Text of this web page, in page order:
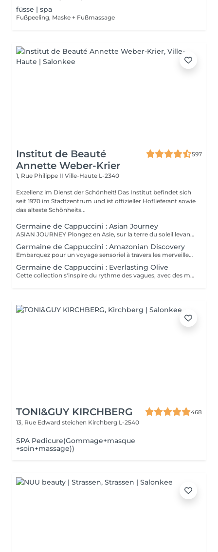
füsse | spa
Fußpeeling, Maske + Fußmassage
Institut de Beauté
Annette Weber-Krier
597
1, Rue Philippe II Ville-Haute L-2340
Exzellenz im Dienst der Schönheit! Das Institut befindet sich
seit 1970 im Stadtzentrum und ist offizieller Hoflieferant sowie
das älteste Schönheits...
Germaine de Cappuccini : Asian Journey
ASIAN JOURNEY Plongez en Asie, sur la terre du soleil levant, où chaque détail est conçu pour offrir harmonie et équilibre grâce à des soins exclusifs qui capturent l'esprit zen des anciens rituels japonais, infusés avec l'essence culturelle et cérémonielle du thé. La collection présente un parfum neuro-scientifiquement prouvé qui favorise l'harmonie et l'équilibre entre le corps et l'esprit. Des notes lactées enveloppantes s'associent à des bois crémeux sophistiqués et à des fruits exotiques. ACTIMOOD PROGRAM® : WELLBEINGMATCHA RENEWAL EXFOLIATION POUR LE CORPS Rituel d'exfoliation conçu pour révéler une peau douce et radieuse. Une formule exclusive à effet antioxydant qui enveloppe le corps d'une étreinte nourrissante et transformatrice. La caresse de sa texture gel extraordinaire permet une exfoliation aussi efficace qu'agréable. SERENITY SANCTUARY MASSAGE CORPOREL Inspiré du Shiatsu, une technique millénaire originaire du Japon, ce massage à effet relaxant vise à harmoniser le rythme naturel du corps en travaillant les méridiens énergétiques. La texture douce du lait de massage facilite le traitement, garantissant une glisse douce et agréable, tout en vous plongeant dans une atmosphère de profonde sérénité. ZEN CEREMONY RITUEL Conçu pour harmoniser le corps et l'esprit, ce rituel corporel associe la préparation et le soin de la peau à la philosophie orientale de l'équilibre holistique. Inspiré par le travail des méridiens énergétiques, il favorise un sentiment de bien-être total et profond.
Germaine de Cappuccini : Amazonian Discovery
Embarquez pour un voyage sensoriel à travers les merveilles de l'Amérique du Sud, où chaque soin capture la richesse de ses paysages et vous invite à découvrir ses ingrédients exotiques, récoltés de manière durable. La collection présente un parfum neuro-scientifiquement prouvé qui aide à augmenter la sensation d'énergie avec une combinaison de fruits tropicaux épicés. ACTIMOOD PROGRAM® : ENERGY VIVID AWAKENING-SOIN VISAGE Inspirée des secrets de beauté de l'Amazonie, cette expérience sensorielle associe une sélection minutieuse d'ingrédients exotiques qui réveillent la vitalité du visage. Dès les premiers instants, le rituel cérémoniel oriente les sens vers un paradis de calme et de sérénité, de connexion avec la nature, tandis que la peau vibre et se transforme.BIENFAITS Soin de la peau, douceur et hydratation* intense. Rajeunissement et amélioration de la texture de la peau. Le soin apporte une sensation de calme et de détente qui combat le stress. VITALITY RENEWAL-EXFOLIATION CORPORELLE Rituel d'exfoliation conçu pour révéler une peau douce et radieuse. Grâce à une synergie d'ingrédients de la plus haute qualité combinée à une technique évocatrice, ce beurre à la texture fondante ne renouvelle pas seulement la peau, mais procure également une sensation de revitalisation de l'âme. BLOOM SENSATION-MASSAGE CORPOREL Inspiré du massage holistique et énergétique « Lomi Lomi », ce nectar à base gélifiée se transforme en une huile luxueuse au contact de la peau, idéale pour être travaillée avec les mains et les avant-bras tout en enveloppant les sens d'une aura de bien-être total. VIBRANT REBIRTH-RITUEL Conçu pour harmoniser le corps et l'esprit, ce rituel corporel offre une expérience complète de soin et de préparation de la peau. Grâce à l'énergie vibrante de la nature, il favorise un profond sentiment de renaissance et d'éveil d'une nouvelle vitalité de la peau. RAINFOREST HARMONY-RITUEL Inspirés par l'étreinte de la Terre Mère, les savoirs anciens se mêlent à des techniques innovantes, créant une mosaïque de soins qui enveloppent le corps et l'esprit. Un rituel transformateur qui associe un soin du visage revitalisant à un massage énergisant, garantissant une expérience d'harmonie et de bien-être.
Germaine de Cappuccini : Everlasting Olive
Cette collection s'inspire du rythme des vagues, avec des mouvements longs et fluides qui imitent le rythme de la mer touchant le rivage. Chaque mouvement s'adapte au corps dans des mouvements ondulants, créant une expérience sensorielle profonde qui : Réduit le stress et libère les tensions musculaires. L'apport en oxygène s'améliore et les tissus sont revitalisés.
TONI&GUY KIRCHBERG
468
13, Rue Edward steichen Kirchberg L-2540
SPA Pedicure(Gommage+masque
+soin+massage))